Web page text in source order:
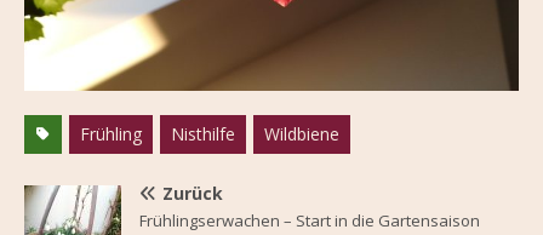
Frühling Nisthilfe Wildbiene
Zurück
Frühlingserwachen – Start in die Gartensaison